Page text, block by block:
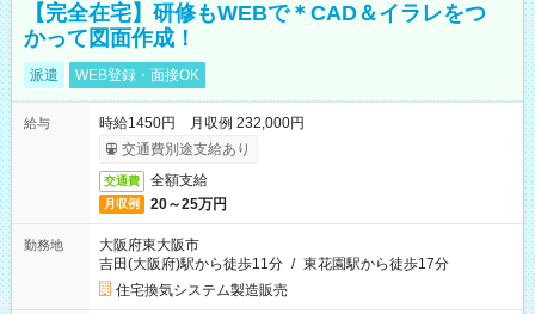
【完全在宅】研修もWEBで＊CAD＆イラレをつ
かって図面作成！
派遣 WEB登録・面接OK
給与
時給1450円 月収例 232,000円
交通費別途支給あり
交通費 全額支給
月収例 20～25万円
勤務地
大阪府東大阪市
吉田(大阪府)駅から徒歩11分 / 東花園駅から徒歩17分
住宅換気システム製造販売